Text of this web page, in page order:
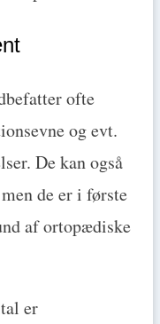
ofte
og evt.
De kan også
de er i første
af ortopædiske
er